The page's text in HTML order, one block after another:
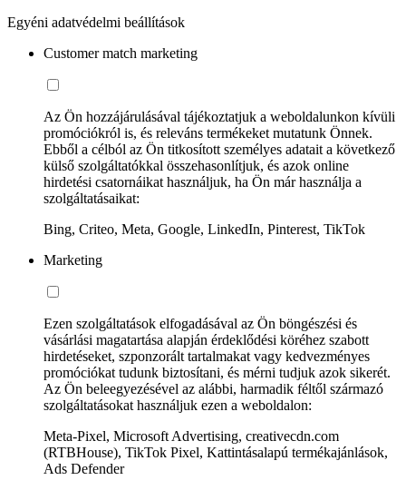
Egyéni adatvédelmi beállítások
Customer match marketing
Az Ön hozzájárulásával tájékoztatjuk a weboldalunkon kívüli
promóciókról is, és releváns termékeket mutatunk Önnek.
Ebből a célból az Ön titkosított személyes adatait a következő
külső szolgáltatókkal összehasonlítjuk, és azok online
hirdetési csatornáikat használjuk, ha Ön már használja a
szolgáltatásaikat:
Bing, Criteo, Meta, Google, LinkedIn, Pinterest, TikTok
Marketing
Ezen szolgáltatások elfogadásával az Ön böngészési és
vásárlási magatartása alapján érdeklődési köréhez szabott
hirdetéseket, szponzorált tartalmakat vagy kedvezményes
promóciókat tudunk biztosítani, és mérni tudjuk azok sikerét.
Az Ön beleegyezésével az alábbi, harmadik féltől származó
szolgáltatásokat használjuk ezen a weboldalon:
Meta-Pixel, Microsoft Advertising, creativecdn.com
(RTBHouse), TikTok Pixel, Kattintásalapú termékajánlások,
Ads Defender